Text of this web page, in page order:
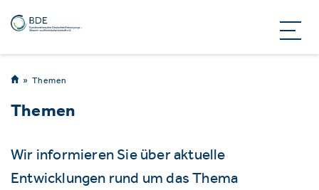
Themen
Themen
Wir informieren Sie über aktuelle
Entwicklungen rund um das Thema